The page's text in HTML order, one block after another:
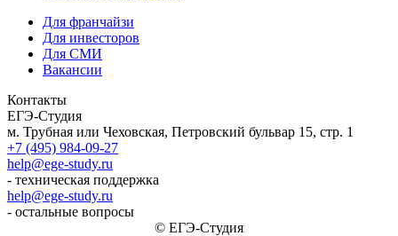
Для франчайзи
Для инвесторов
Для СМИ
Вакансии
Контакты
ЕГЭ-Студия
м. Трубная или Чеховская, Петровский бульвар 15, стр. 1
+7 (495) 984-09-27
help@ege-study.ru
- техническая поддержка
help@ege-study.ru
- остальные вопросы
© ЕГЭ-Студия